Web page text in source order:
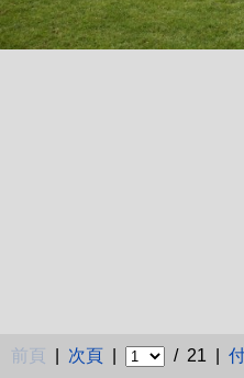
前頁 次頁 / 21 |